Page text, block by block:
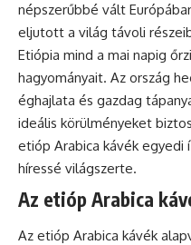
népszerűbbé vált
eljutott a világ távoli
Etiópia mind a mai napig
hagyományait. Az ország
éghajlata és gazdag
ideális körülményeket
etióp Arabica kávék egyedi
híressé világszerte.
Az etióp Arabica
Az etióp Arabica kávék